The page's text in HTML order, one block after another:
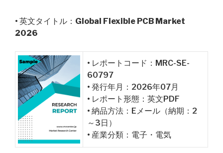
• 英文タイトル： Global Flexible PCB Market
2026
• レポートコード：MRC-SE-
60797
• 発行年月：2026年07月
• レポート形態：英文PDF
• 納品方法：Eメール（納期：2
～3日）
• 産業分類：電子・電気